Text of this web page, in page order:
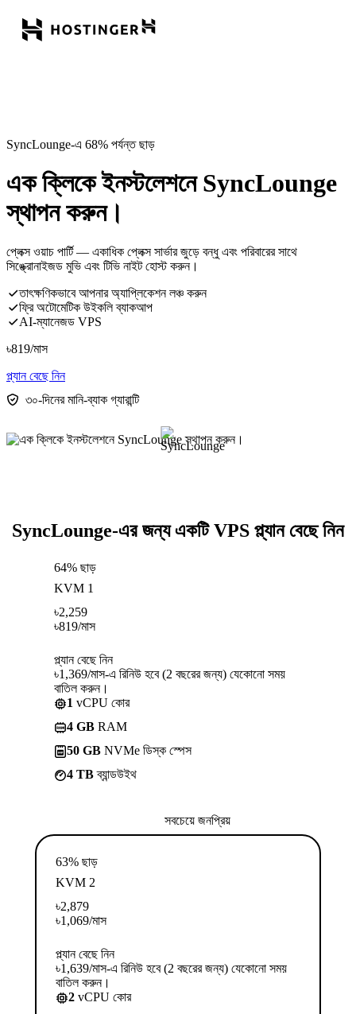
SyncLounge-এ 68% পর্যন্ত ছাড়
এক ক্লিকে ইনস্টলেশনে SyncLounge
স্থাপন করুন।
প্লেক্স ওয়াচ পার্টি — একাধিক প্লেক্স সার্ভার জুড়ে বন্ধু এবং পরিবারের সাথে
সিঙ্ক্রোনাইজড মুভি এবং টিভি নাইট হোস্ট করুন।
তাৎক্ষণিকভাবে আপনার অ্যাপ্লিকেশন লঞ্চ করুন
ফ্রি অটোমেটিক উইকলি ব্যাকআপ
AI-ম্যানেজড VPS
৳819/মাস
প্ল্যান বেছে নিন
৩০-দিনের মানি-ব্যাক গ্যারান্টি
SyncLounge-এর জন্য একটি VPS প্ল্যান বেছে নিন
64% ছাড়
KVM 1
৳2,259
৳819/মাস
প্ল্যান বেছে নিন
৳1,369/মাস-এ রিনিউ হবে (2 বছরের জন্য) যেকোনো সময়
বাতিল করুন।
1 vCPU কোর
4 GB RAM
50 GB NVMe ডিস্ক স্পেস
4 TBব্যান্ডউইথ
সবচেয়ে জনপ্রিয়
63% ছাড়
KVM 2
৳2,879
৳1,069/মাস
প্ল্যান বেছে নিন
৳1,639/মাস-এ রিনিউ হবে (2 বছরের জন্য) যেকোনো সময়
বাতিল করুন।
2 vCPU কোর